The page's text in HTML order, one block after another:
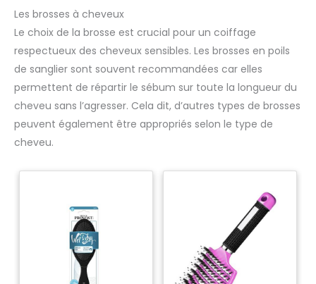
Les brosses à cheveux
Le choix de la brosse est crucial pour un coiffage
respectueux des cheveux sensibles. Les brosses en poils
de sanglier sont souvent recommandées car elles
permettent de répartir le sébum sur toute la longueur du
cheveu sans l’agresser. Cela dit, d’autres types de brosses
peuvent également être appropriés selon le type de
cheveu.